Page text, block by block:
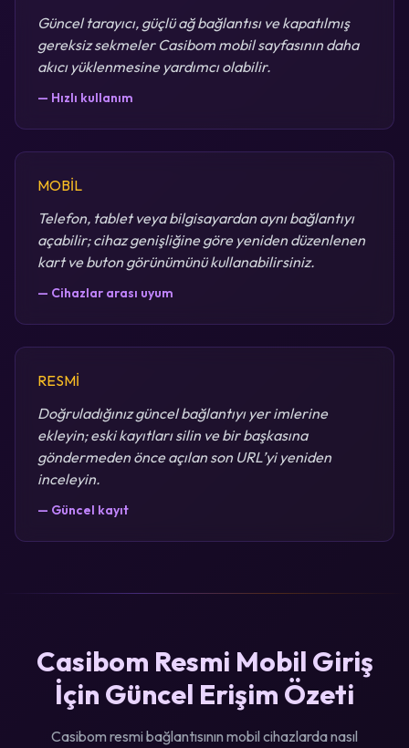
Güncel tarayıcı, güçlü ağ bağlantısı ve kapatılmış
gereksiz sekmeler Casibom mobil sayfasının daha
akıcı yüklenmesine yardımcı olabilir.
— Hızlı kullanım
MOBİL
Telefon, tablet veya bilgisayardan aynı bağlantıyı
açabilir; cihaz genişliğine göre yeniden düzenlenen
kart ve buton görünümünü kullanabilirsiniz.
— Cihazlar arası uyum
RESMİ
Doğruladığınız güncel bağlantıyı yer imlerine
ekleyin; eski kayıtları silin ve bir başkasına
göndermeden önce açılan son URL’yi yeniden
inceleyin.
— Güncel kayıt
Casibom Resmi Mobil Giriş
İçin Güncel Erişim Özeti
Casibom resmi bağlantısının mobil cihazlarda nasıl